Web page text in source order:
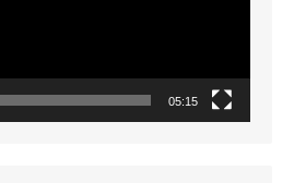
05:15